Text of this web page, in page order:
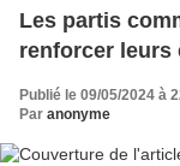
Les partis
renforcer leurs
Publié le 09/05/2024 à
Par anonyme